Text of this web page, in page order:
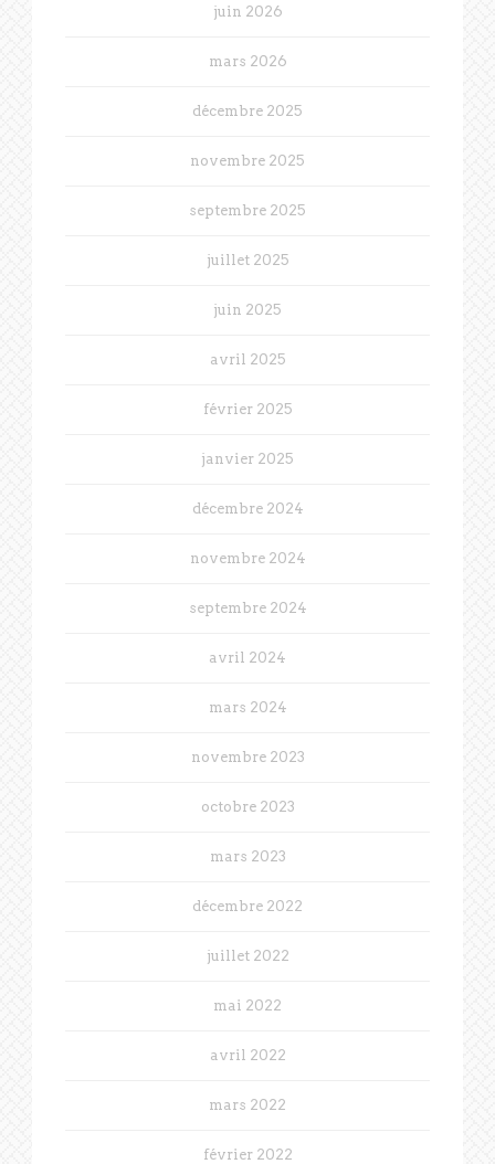
juin 2026
mars 2026
décembre 2025
novembre 2025
septembre 2025
juillet 2025
juin 2025
avril 2025
février 2025
janvier 2025
décembre 2024
novembre 2024
septembre 2024
avril 2024
mars 2024
novembre 2023
octobre 2023
mars 2023
décembre 2022
juillet 2022
mai 2022
avril 2022
mars 2022
février 2022